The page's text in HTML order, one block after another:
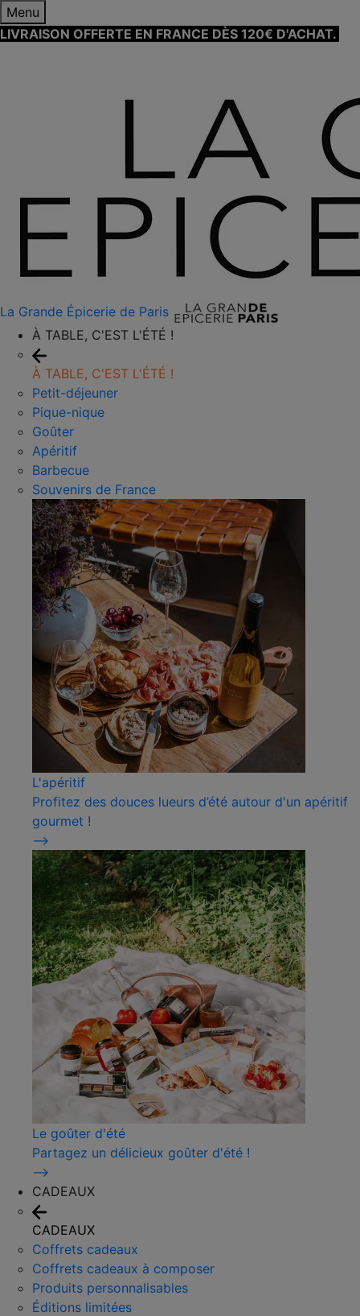
Menu
LIVRAISON OFFERTE EN FRANCE DÈS 120€ D'ACHAT.
La Grande Épicerie de Paris
À TABLE, C'EST L'ÉTÉ !
À TABLE, C'EST L'ÉTÉ !
Petit-déjeuner
Pique-nique
Goûter
Apéritif
Barbecue
Souvenirs de France
L'apéritif
Profitez des douces lueurs d’été autour d'un apéritif
gourmet !
⟶
Le goûter d'été
Partagez un délicieux goûter d'été !
⟶
CADEAUX
CADEAUX
Coffrets cadeaux
Coffrets cadeaux à composer
Produits personnalisables
Éditions limitées